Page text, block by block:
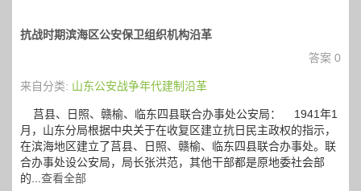
抗战时期滨海区公安保卫组织机构沿革
答案 0
来自分类: 山东公安战争年代建制沿革
莒县、日照、赣榆、临东四县联合办事处公安局： 1941年1
月，山东分局根据中央关于在收复区建立抗日民主政权的指示，
在滨海地区建立了莒县、日照、赣榆、临东四县联合办事处。联
合办事处设公安局，局长张洪范，其他干部都是原地委社会部
的... 查看全部